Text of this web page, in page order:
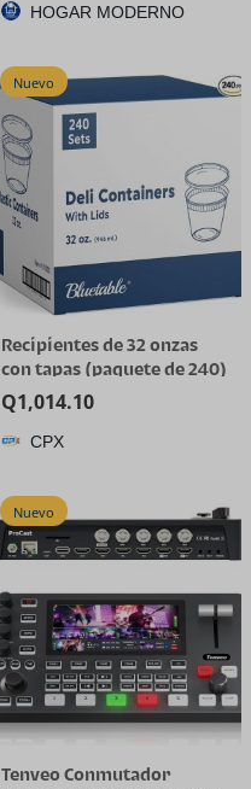
HOGAR MODERNO
Nuevo
Recipientes de 32 onzas
con tapas (paquete de 240)
a granel – Recipiente de
plástico de cuarto de galón
con tapa, desechable, 32
alimentos, recipiente alto
Q1,014.10
CPX
Nuevo
Tenveo Conmutador